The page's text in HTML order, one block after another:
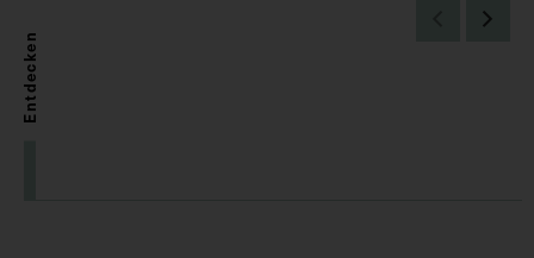
Entdecken